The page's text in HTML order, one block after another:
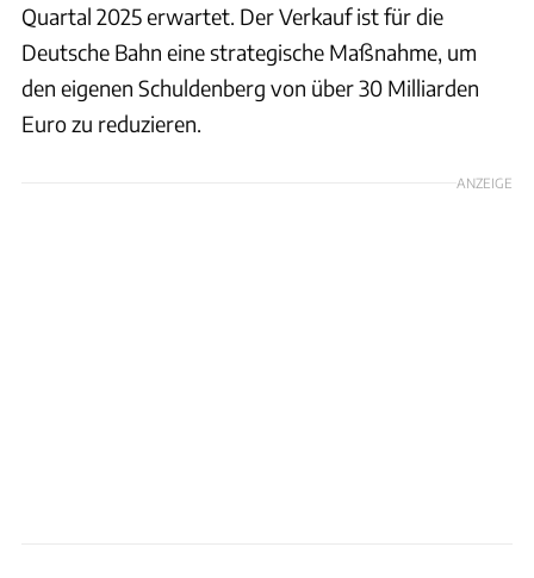
Quartal 2025 erwartet. Der Verkauf ist für die
Deutsche Bahn eine strategische Maßnahme, um
den eigenen Schuldenberg von über 30 Milliarden
Euro zu reduzieren.
ANZEIGE